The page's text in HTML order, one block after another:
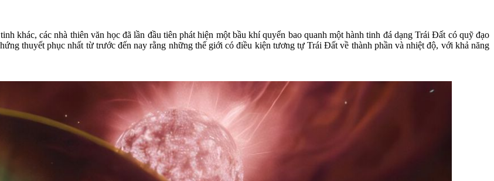
khác, các nhà thiên văn học đã lần đầu tiên phát hiện một bầu khí quyển bao quanh một hành tinh đá dạng Trái Đất có quỹ đạo
thuyết phục nhất từ trước đến nay rằng những thế giới có điều kiện tương tự Trái Đất về thành phần và nhiệt độ, với khả năng